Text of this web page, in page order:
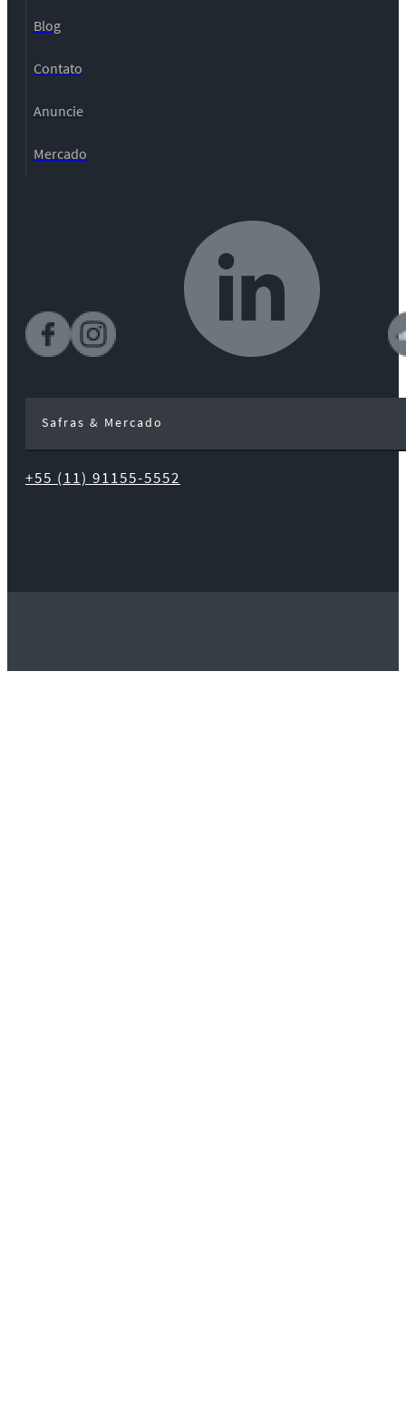
Blog
Contato
Anuncie
Mercado
Safras & Mercado
+55 (11) 91155-5552